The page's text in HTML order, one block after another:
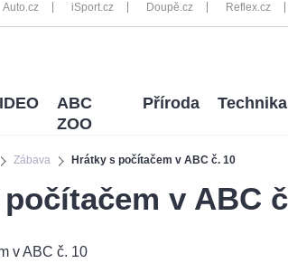
Auto.cz iSport.cz Doupě.cz Reflex.cz
Zábava Hrátky s počítačem v ABC č. 10
ABC
ZOO
Příroda Technika
v ABC